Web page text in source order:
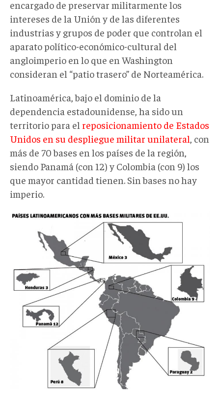
encargado de preservar militarmente los
intereses de la Unión y de las diferentes
industrias y grupos de poder que controlan el
aparato político-económico-cultural del
angloimperio en lo que en Washington
consideran el “patio trasero” de Norteamérica.
Latinoamérica, bajo el dominio de la
dependencia estadounidense, ha sido un
territorio para el reposicionamiento de Estados
Unidos en su despliegue militar unilateral , con
más de 70 bases en los países de la región,
siendo Panamá (con 12) y Colombia (con 9) los
que mayor cantidad tienen. Sin bases no hay
imperio.